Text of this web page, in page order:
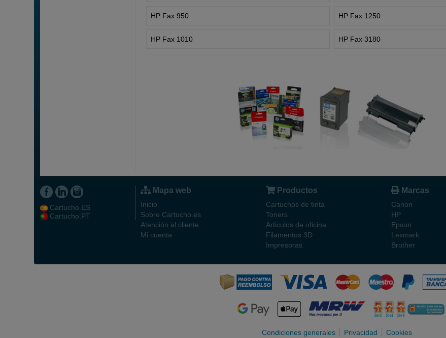
HP Fax 950
HP Fax 1010
HP Fax 1250
HP Fax 3180
Cartucho.ES
Cartucho.PT
Mapa web
Inicio
Sobre Cartucho.es
Atención al cliente
Mi cuenta
Productos
Cartuchos de tinta
Toners
Articulos de oficina
Filamentos 3D
Impresoras
Marcas
Canon
HP
Epson
Lexmark
Brother
Condiciones generales Privacidad Cookies